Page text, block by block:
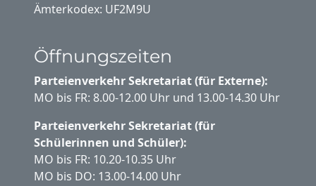
Ämterkodex: UF2M9U
Öffnungszeiten
Parteienverkehr Sekretariat (für Externe):
MO bis FR: 8.00-12.00 Uhr und 13.00-14.30 Uhr
Parteienverkehr Sekretariat (für
Schülerinnen und Schüler):
MO bis FR: 10.20-10.35 Uhr
MO bis DO: 13.00-14.00 Uhr